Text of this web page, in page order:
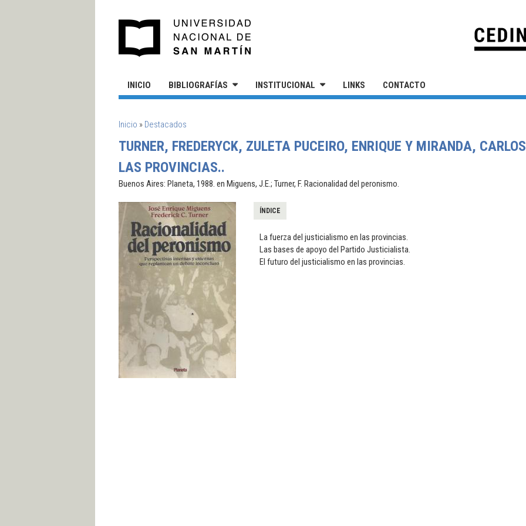
INICIO BIBLIOGRAFÍAS INSTITUCIONAL LINKS CONTACTO
SE ENCUENTRA USTED AQUÍ
Inicio » Destacados
TURNER, FREDERYCK, ZULETA PUCEIRO, ENRIQUE Y MIRANDA,
LAS PROVINCIAS..
Buenos Aires: Planeta, 1988. en Miguens, J.E.; Turner, F. Racionalidad del peronismo.
ÍNDICE
La fuerza del justicialismo en las provincias.
Las bases de apoyo del Partido Justicialista.
El futuro del justicialismo en las provincias.